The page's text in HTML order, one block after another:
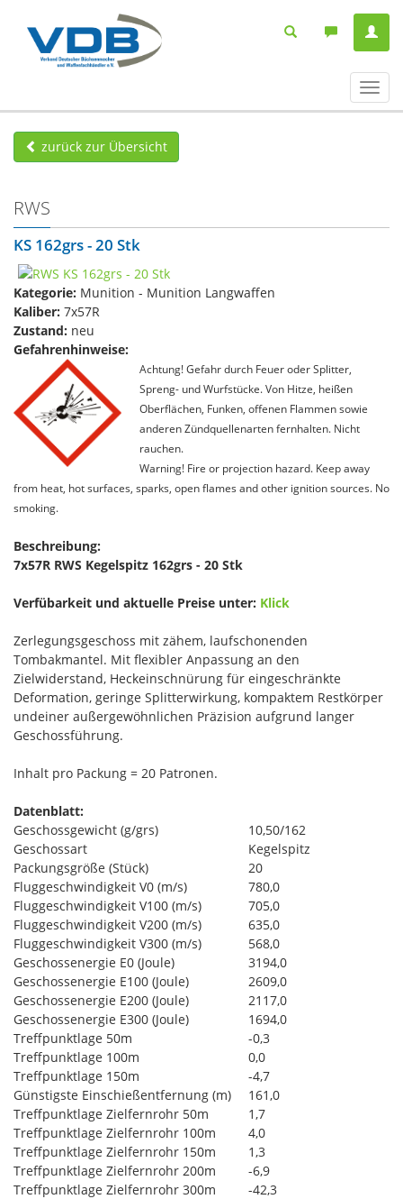
ein-/
zurück zur Übersicht
RWS
KS 162grs - 20 Stk
Kategorie: Munition - Munition Langwaffen
Kaliber: 7x57R
Zustand: neu
Gefahrenhinweise:
Achtung! Gefahr durch Feuer oder Splitter,
Spreng- und Wurfstücke. Von Hitze, heißen
Oberflächen, Funken, offenen Flammen sowie
anderen Zündquellenarten fernhalten. Nicht
rauchen.
Warning! Fire or projection hazard. Keep away
from heat, hot surfaces, sparks, open flames and other ignition sources. No
smoking.
Beschreibung:
7x57R RWS Kegelspitz 162grs - 20 Stk
Verfübarkeit und aktuelle Preise unter: Klick
Zerlegungsgeschoss mit zähem, laufschonenden
Tombakmantel. Mit flexibler Anpassung an den
Zielwiderstand, Heckeinschnürung für eingeschränkte
Deformation, geringe Splitterwirkung, kompaktem Restkörper
undeiner außergewöhnlichen Präzision aufgrund langer
Geschossführung.
Inhalt pro Packung = 20 Patronen.
Datenblatt:
Geschossgewicht (g/grs)
10,50/162
Geschossart
Kegelspitz
Packungsgröße (Stück)
20
Fluggeschwindigkeit V0 (m/s)
780,0
Fluggeschwindigkeit V100 (m/s)
705,0
Fluggeschwindigkeit V200 (m/s)
635,0
Fluggeschwindigkeit V300 (m/s)
568,0
Geschossenergie E0 (Joule)
3194,0
Geschossenergie E100 (Joule)
2609,0
Geschossenergie E200 (Joule)
2117,0
Geschossenergie E300 (Joule)
1694,0
Treffpunktlage 50m
-0,3
Treffpunktlage 100m
0,0
Treffpunktlage 150m
-4,7
Günstigste Einschießentfernung (m)
161,0
Treffpunktlage Zielfernrohr 50m
1,7
Treffpunktlage Zielfernrohr 100m
4,0
Treffpunktlage Zielfernrohr 150m
1,3
Treffpunktlage Zielfernrohr 200m
-6,9
Treffpunktlage Zielfernrohr 300m
-42,3